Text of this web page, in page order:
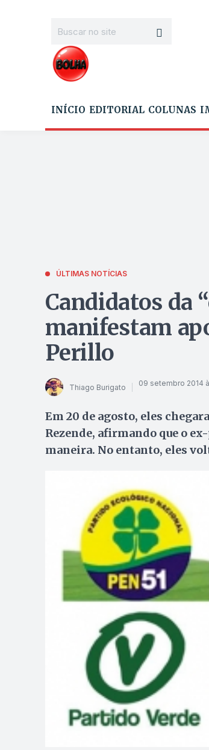
INÍCIO EDITORIAL COLUNAS
ÚLTIMAS NOTÍCIAS
Candidatos da
manifestam
Perillo
Thiago Burigato 09 setembro 2014
Em 20 de agosto, eles
Rezende, afirmando que o
maneira. No entanto, eles